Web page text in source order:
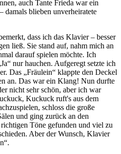
auch Tante Frieda war ein
damals blieben unverheiratete
dass ich das Klavier – besser
ließ. Sie stand auf, nahm mich an
darauf spielen möchte. Ich
Ja
nur hauchen. Aufgeregt setzte ich
Das
Fräulein
klappte den Deckel
an. Das war ein Klang! Nun durfte
nicht sehr schön, aber ich war
Kuckuck ruft's aus dem
schloss die große
und ging zurück an den
Töne gefunden und viel zu
Aber der Wunsch, Klavier
.